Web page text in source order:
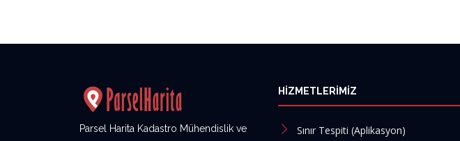
Parsel Harita Kadastro Mühendislik ve
HIZMETLERIMIZ
Sınır Tespiti (Aplikasyon)